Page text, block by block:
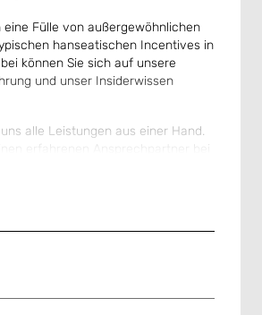
eine Fülle von außergewöhnlichen
hanseatischen Incentives in
können Sie sich auf unsere
und unser Insiderwissen
alle Leistungen aus einer Hand.
erfahrenen Ansprechpartner bei
sich um Ihre Veranstaltung
die geeigneten Locations in
die Räumlichkeiten nach Ihren